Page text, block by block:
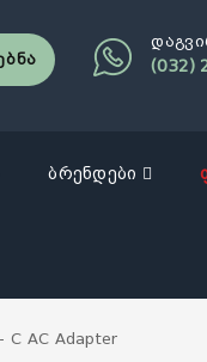
(032)
ბრენდები
C AC Adapter